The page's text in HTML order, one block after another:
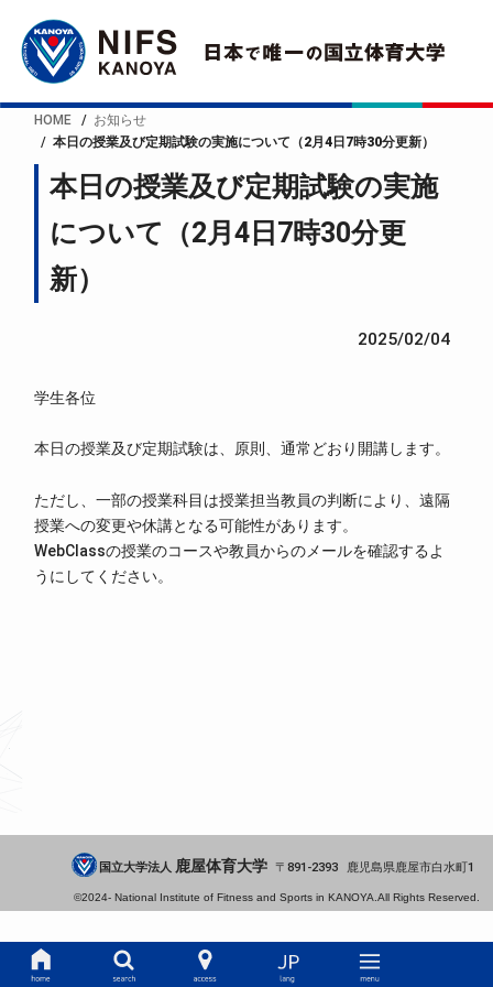
HOME
お知らせ
本日の授業及び定期試験の実施について（2月4日7時30分更新）
本日の授業及び定期試験の実施
について（2月4日7時30分更
新）
2025/02/04
学生各位
本日の授業及び定期試験は、原則、通常どおり開講します。
ただし、一部の授業科目は授業担当教員の判断により、遠隔
授業への変更や休講となる可能性があります。
WebClassの授業のコースや教員からのメールを確認するよ
うにしてください。
国立大学法人 鹿屋体育大学 891-2393 鹿児島県鹿屋市白水町1
©2024- National Institute of Fitness and Sports in KANOYA.All Rights Reserved.